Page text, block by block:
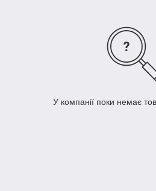
У компанії поки немає